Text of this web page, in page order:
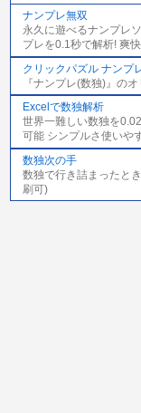
ナンプレ無双
永久に遊べるナンプレ
プレを0.1秒で解析! 爽
クリックパズル ナンプ
『ナンプレ(数独)』の
Excelで数独解析
世界一難しい数独を
可能 シンプルさ使いや
数独次の手
数独で行き詰まったと
刷可)